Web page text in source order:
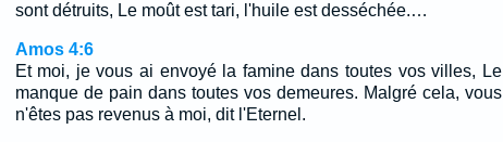
sont détruits, Le moût est tari, l'huile est desséchée.…
Amos 4:6
Et moi, je vous ai envoyé la famine dans toutes vos villes, Le
manque de pain dans toutes vos demeures. Malgré cela, vous
n'êtes pas revenus à moi, dit l'Eternel.